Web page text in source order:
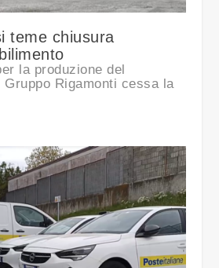
teme chiusura
la produzione del
Rigamonti cessa la